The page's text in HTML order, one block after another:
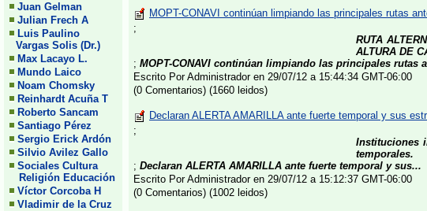
Juan Gelman
Julian Frech A
Luis Paulino
Vargas Solis (Dr.)
Max Lacayo L.
Mundo Laico
Noam Chomsky
Reinhardt Acuña T
Roberto Sancam
Santiago Pérez
Sergio Erick Ardón
Silvio Avilez Gallo
Sociales Cultura
Religión Educación
Víctor Corcoba H
Vladimir de la Cruz
MOPT-CONAVI continúan limpiando las principales rutas
;
RUTA
ALTURA DE
; MOPT-CONAVI continúan limpiando las principales rutas
Escrito Por Administrador en 29/07/12 a 15:44:34 GMT-06:00
(0 Comentarios) (1660 leidos)
Declaran ALERTA AMARILLA ante fuerte temporal y sus
;
Instituciones
temporales.
; Declaran ALERTA AMARILLA ante fuerte temporal y sus...
Escrito Por Administrador en 29/07/12 a 15:12:37 GMT-06:00
(0 Comentarios) (1002 leidos)